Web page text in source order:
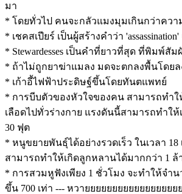
มา
* โดยทั่วไป คนจะกลัวแมงมุมเกินกว่าคว
* เชคสเปียร์ เป็นผู้สร้างคำว่า 'assassination'
* Stewardesses เป็นคำที่ยาวที่สุด ที่พิมพ์สั
* ถ้าไม่ถูกยาฆ่าแมลง มดจะตกลงพื้นโดย
* เก้าอี้ไฟฟ้าประดิษฐ์ขึ้นโดยทันตแพทย์
* การบีบตัวของหัวใจของคน สามารถทำ
เลือดไปทั่วร่างกาย แรงดันนี้สามารถทำให้
30 ฟุต
* หนูขยายพันธุ์ได้อย่างรวดเร็ว ในเวลา 18
สามารถทำให้เกิดลูกหลานได้มากกว่า 1 ล้
* การสวมหูฟังเพียง 1 ชั่วโมง จะทำให้จำ
ขึ้น 700 เท่า --- หวายยยยยยยยยยยยยยยยย